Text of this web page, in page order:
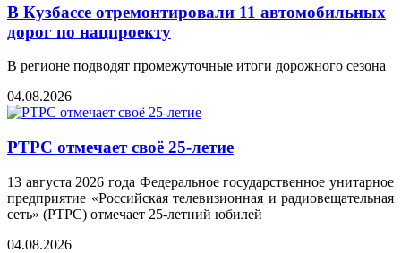
В Кузбассе отремонтировали 11 автомобильных
дорог по нацпроекту
В регионе подводят промежуточные итоги дорожного сезона
04.08.2026
РТРС отмечает своё 25-летие
13 августа 2026 года Федеральное государственное унитарное
предприятие «Российская телевизионная и радиовещательная
сеть» (РТРС) отмечает 25-летний юбилей
04.08.2026